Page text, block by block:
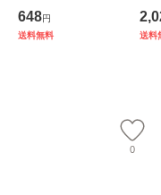
そ大豆 120g（8gx
15） お茶菓子 栄
648円
送料無料
リ
ャ
送料
0